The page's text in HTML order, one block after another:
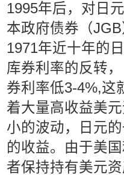
1995年后，对日
本政府债券（
1971年近十年的
库券利率的反转
券利率低3-4%,这
着大量高收益美
小的波动，日元
的收益。由于美
者保持持有美元